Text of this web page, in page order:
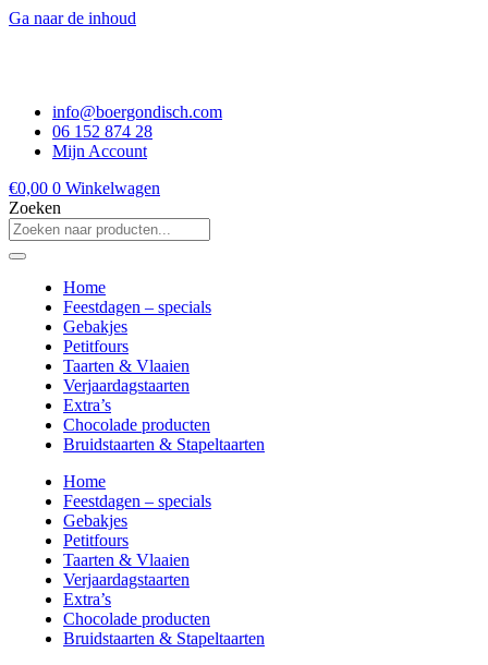
Ga naar de inhoud
info@boergondisch.com
06 152 874 28
Mijn Account
€0,00 0 Winkelwagen
Zoeken
Home
Feestdagen – specials
Gebakjes
Petitfours
Taarten & Vlaaien
Verjaardagstaarten
Extra’s
Chocolade producten
Bruidstaarten & Stapeltaarten
Home
Feestdagen – specials
Gebakjes
Petitfours
Taarten & Vlaaien
Verjaardagstaarten
Extra’s
Chocolade producten
Bruidstaarten & Stapeltaarten